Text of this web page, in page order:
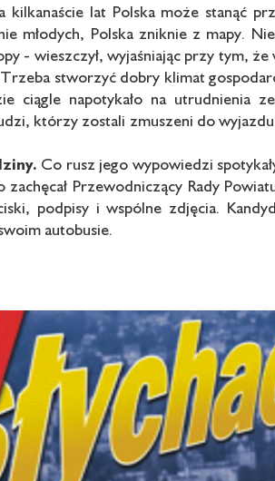
lat Polska może stanąć
młodych, Polska zniknie z mapy.
- wieszczył, wyjaśniając przy tym, że
stworzyć dobry klimat
ciągle napotykało na utrudnienia
którzy zostali zmuszeni do
Co rusz jego wypowiedzi
Przewodniczący Rady
podpisy i wspólne zdjęcia.
autobusie.